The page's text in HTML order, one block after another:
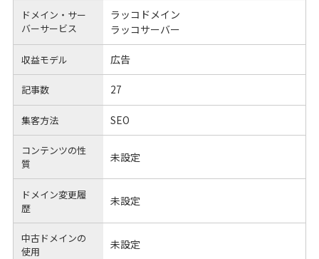
ドメイン・サー
バーサービス
ラッコドメイン
ラッコサーバー
収益モデル 広告
記事数 27
集客方法 SEO
コンテンツの性
質
未設定
ドメイン変更履
歴
未設定
中古ドメインの
使用
未設定